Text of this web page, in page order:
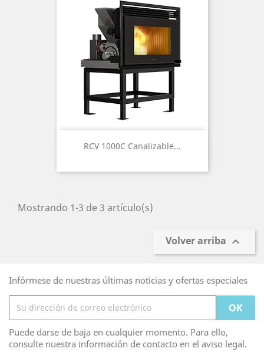
RCV 1000C Canalizable...
Mostrando 1-3 de 3 artículo(s)
Volver arriba 
Infórmese de nuestras últimas noticias y ofertas especiales
Puede darse de baja en cualquier momento. Para ello,
consulte nuestra información de contacto en el aviso legal.